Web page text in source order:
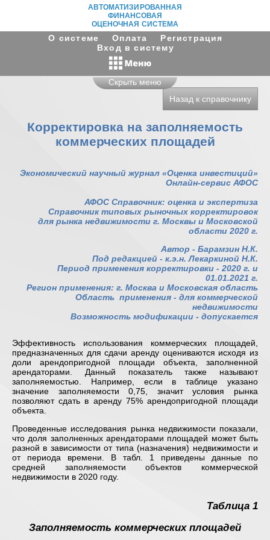
АВТОМАТИЗИРОВАННАЯ
ФИНАНСОВАЯ
ОЦЕНОЧНАЯ СИСТЕМА
О системе Оплата
Регистрация
Вход в систему
Скрыть меню
Назад к справочнику
Корректировка на заполняемость
коммерческих площадей
Экономический научный журнал «Оценка инвестиций»
Онлайн-сервис АФОС
АФОС Справочник: оценка и экспертиза
Справочник типовых рыночных корректировок
для рынка недвижимости г. Москвы и Московской
области 2020 г.
Автор - Барамзин Н.К.
Под редакцией - к.э.н. Лекаркиной Н.К.
Период применения корректировки - 2020 г. и
01.01.2021 г.
Регион применения: г. Москва и Московская область
Область применения - для коммерческой
недвижимости
Возможность модификации - допускается
Эффективность использования коммерческих площадей,
предназначенных для сдачи аренду оцениваются исходя из
доли арендопригодной площади объекта, заполненной
арендаторами. Данный показатель также называют
заполняемостью. Например, если в таблице указано
значение заполняемости 0,75, значит условия рынка
позволяют сдать в аренду 75% арендопригодной площади
объекта.
Проведенные исследования рынка недвижимости показали,
что доля заполненных арендаторами площадей может быть
разной в зависимости от типа (назначения) недвижимости и
от периода времени. В табл. 1 приведены данные по
средней заполняемости объектов коммерческой
недвижимости в 2020 году.
Таблица 1
Заполняемость коммерческих площадей